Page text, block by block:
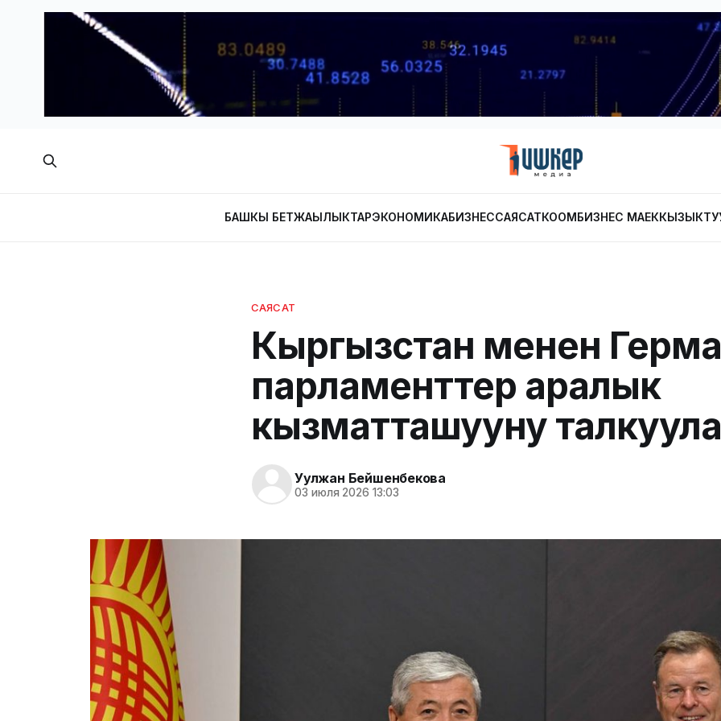
БАШКЫ БЕТЖАҢЫЛЫКТАРЭКОНОМИКАБИЗНЕССАЯСАТКООМБИЗНЕС МАЕК
САЯСАТ
Кыргызстан менен
парламенттер аралык
кызматташууну
Уулжан Бейшенбекова
03 июля 2026 13:03